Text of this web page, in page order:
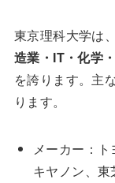
東京理科大学は
造業・IT・化学
を誇ります。主
ります。
メーカー：ト
キヤノン、東